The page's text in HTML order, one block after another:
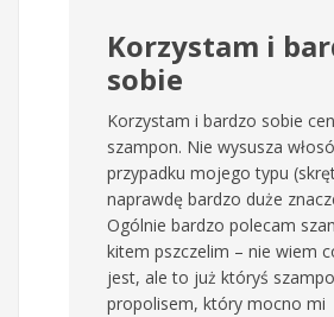
Korzystam i
sobie
Korzystam i bardzo sobie
szampon. Nie wysusza
przypadku mojego typu
naprawdę bardzo duże
Ogólnie bardzo polecam
kitem pszczelim – nie wiem
jest, ale to już któryś
propolisem, który mocno mi